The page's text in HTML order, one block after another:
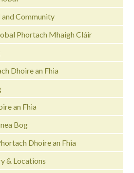
Community
Phortach Mhaigh Cláir
Dhoire an Fhia
an Fhia
Bog
Dhoire an Fhia
& Locations